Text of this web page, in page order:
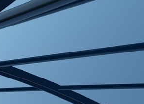
지속가능경영